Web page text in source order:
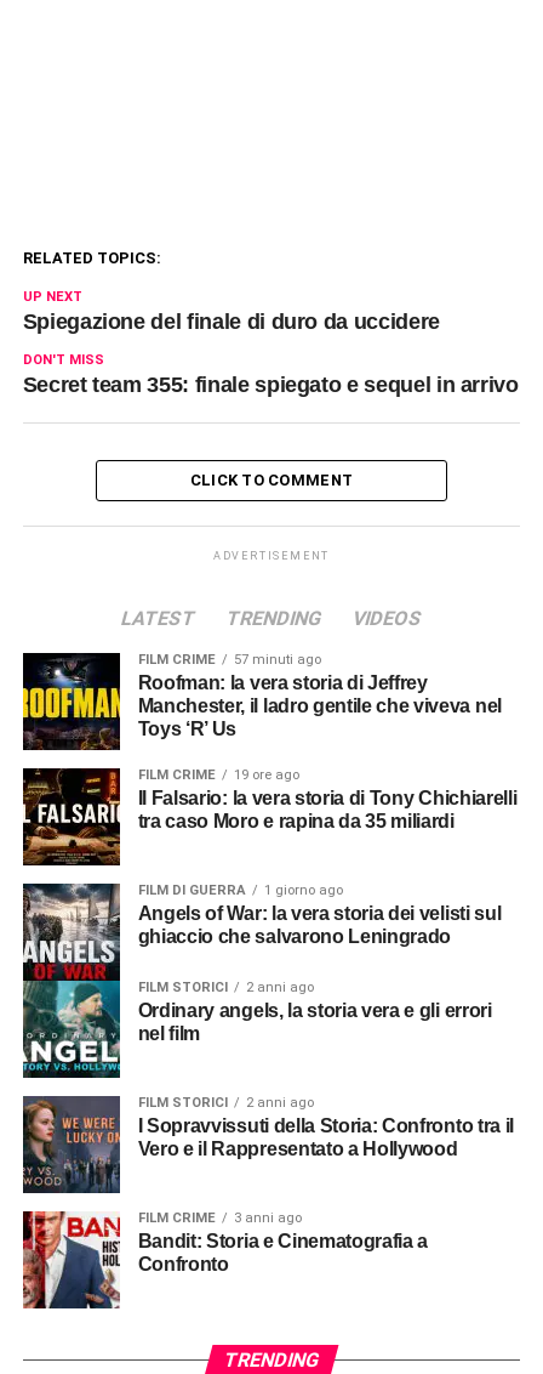
RELATED TOPICS:
UP NEXT
Spiegazione del finale di duro da uccidere
DON'T MISS
Secret team 355: finale spiegato e sequel in arrivo
CLICK TO COMMENT
ADVERTISEMENT
LATEST TRENDING VIDEOS
FILM CRIME 57 minuti ago
Roofman: la vera storia di Jeffrey
Manchester, il ladro gentile che viveva nel
Toys ‘R’ Us
FILM CRIME 19 ore ago
tra caso Moro e rapina da 35 miliardi
FILM DI GUERRA 1 giorno ago
Angels of War: la vera storia dei velisti sul
ghiaccio che salvarono Leningrado
FILM STORICI 2 anni ago
Ordinary angels, la storia vera e gli errori
nel film
FILM STORICI 2 anni ago
Vero e il Rappresentato a Hollywood
FILM CRIME 3 anni ago
Bandit: Storia e Cinematografia a
Confronto
TRENDING